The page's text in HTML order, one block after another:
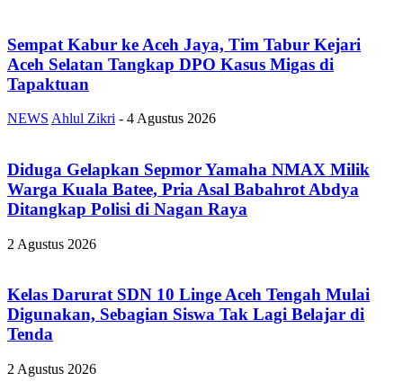
Sempat Kabur ke Aceh Jaya, Tim Tabur Kejari
Aceh Selatan Tangkap DPO Kasus Migas di
Tapaktuan
NEWS Ahlul Zikri - 4 Agustus 2026
Diduga Gelapkan Sepmor Yamaha NMAX Milik
Warga Kuala Batee, Pria Asal Babahrot Abdya
Ditangkap Polisi di Nagan Raya
2 Agustus 2026
Kelas Darurat SDN 10 Linge Aceh Tengah Mulai
Digunakan, Sebagian Siswa Tak Lagi Belajar di
Tenda
2 Agustus 2026